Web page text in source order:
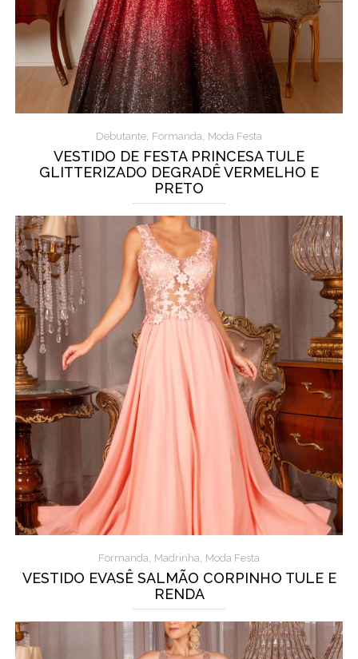
Debutante, Formanda, Moda Festa
VESTIDO DE FESTA PRINCESA TULE
GLITTERIZADO DEGRADÊ VERMELHO E
PRETO
Formanda, Madrinha, Moda Festa
VESTIDO EVASÊ SALMÃO CORPINHO TULE E
RENDA